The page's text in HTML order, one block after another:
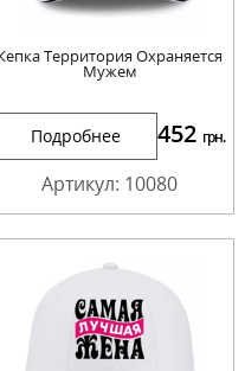
Территория Охраняется
Мужем
Подробнее 452 грн.
Артикул: 10080